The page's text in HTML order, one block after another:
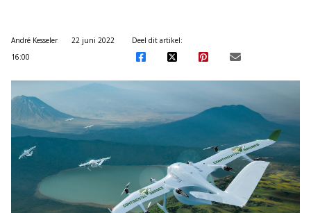
André Kesseler
22 juni 2022
16:00
Deel dit artikel: